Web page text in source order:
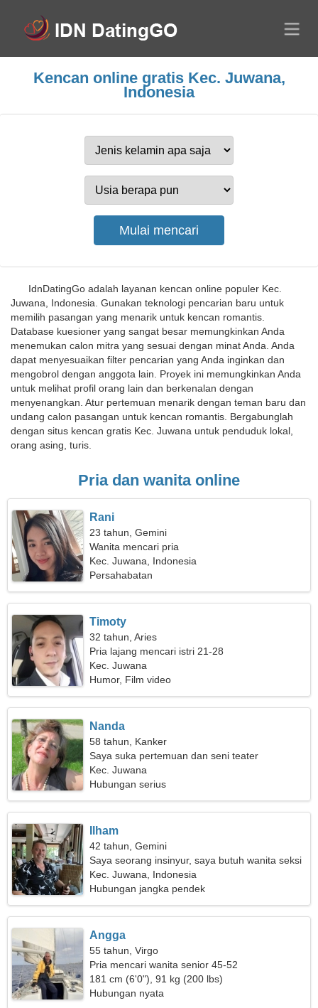
Kencan online gratis Kec. Juwana,
Indonesia
IdnDatingGo adalah layanan kencan online populer Kec.
Juwana, Indonesia. Gunakan teknologi pencarian baru untuk
memilih pasangan yang menarik untuk kencan romantis.
Database kuesioner yang sangat besar memungkinkan Anda
menemukan calon mitra yang sesuai dengan minat Anda. Anda
dapat menyesuaikan filter pencarian yang Anda inginkan dan
mengobrol dengan anggota lain. Proyek ini memungkinkan Anda
untuk melihat profil orang lain dan berkenalan dengan
menyenangkan. Atur pertemuan menarik dengan teman baru dan
undang calon pasangan untuk kencan romantis. Bergabunglah
dengan situs kencan gratis Kec. Juwana untuk penduduk lokal,
orang asing, turis.
Pria dan wanita online
Rani
23 tahun, Gemini
Wanita mencari pria
Kec. Juwana, Indonesia
Persahabatan
Timoty
32 tahun, Aries
Pria lajang mencari istri 21-28
Kec. Juwana
Humor, Film video
Nanda
58 tahun, Kanker
Saya suka pertemuan dan seni teater
Kec. Juwana
Hubungan serius
Ilham
42 tahun, Gemini
Saya seorang insinyur, saya butuh wanita seksi
Kec. Juwana, Indonesia
Hubungan jangka pendek
Angga
55 tahun, Virgo
Pria mencari wanita senior 45-52
181 cm (6'0"), 91 kg (200 lbs)
Hubungan nyata